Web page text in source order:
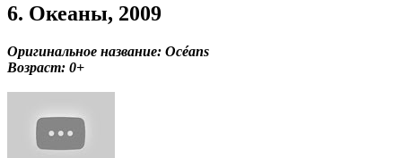
6. Океаны, 2009
Оригинальное название: Océans
Возраст: 0+